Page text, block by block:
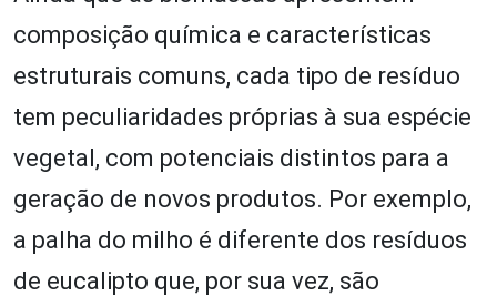
composição química e características
estruturais comuns, cada tipo de resíduo
tem peculiaridades próprias à sua espécie
vegetal, com potenciais distintos para a
geração de novos produtos. Por exemplo,
a palha do milho é diferente dos resíduos
de eucalipto que, por sua vez, são